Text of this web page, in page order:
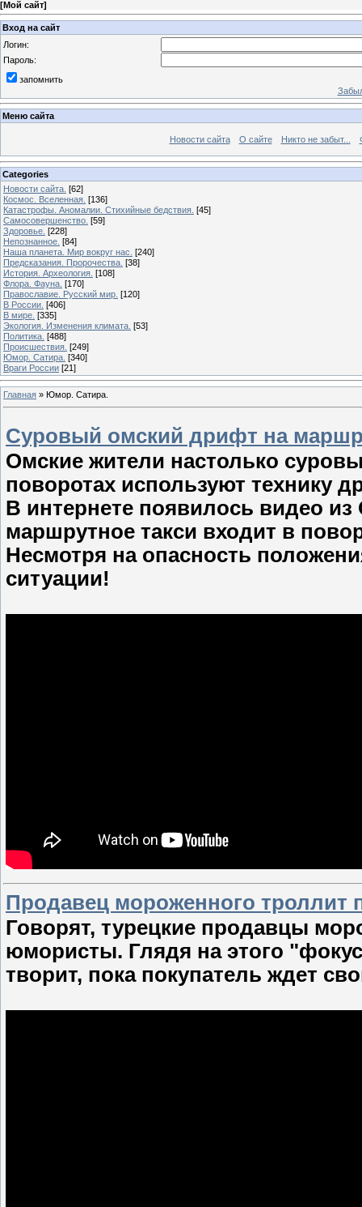
[Мой сайт]
Вход на сайт
Логин:
Пароль:
запомнить
Меню сайта
Новости сайта О сайте Никто не забыт...
Categories
Новости сайта. [62]
Космос. Вселенная. [136]
Катастрофы. Аномалии. Стихийные бедствия. [45]
Самосовершенство. [59]
Здоровье. [228]
Непознанное. [84]
Наша планета. Мир вокруг нас. [240]
Предсказания. Пророчества. [38]
История. Археология. [108]
Флора. Фауна. [170]
Православие. Русский мир. [120]
В России. [406]
В мире. [335]
Экология. Изменения климата. [53]
Политика. [488]
Происшествия. [249]
Юмор. Сатира. [340]
Враги России [21]
Главная » Юмор. Сатира.
Суровый омский дрифт на
Омские жители настолько
поворотах используют технику
В интернете появилось видео
маршрутное такси входит в
Несмотря на опасность
ситуации!
Продавец мороженного троллит
Говорят, турецкие продавцы
юмористы. Глядя на этого
творит, пока покупатель ждет